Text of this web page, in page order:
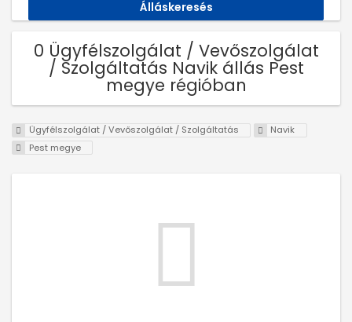
0 Ügyfélszolgálat / Vevőszolgálat
/ Szolgáltatás Navik állás Pest
megye régióban
Ügyfélszolgálat / Vevőszolgálat / Szolgáltatás
Navik
Pest megye